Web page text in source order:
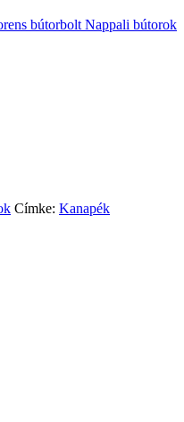
bútorbolt Nappali bútorok
Címke: Kanapék